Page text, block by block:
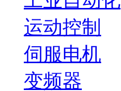
运动控制
伺服电机
变频器